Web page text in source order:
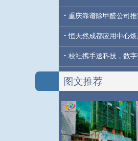
· 重庆靠谱除甲醛公司
· 恒天然成都应用中心
· 校社携手送科技，数
图文推荐